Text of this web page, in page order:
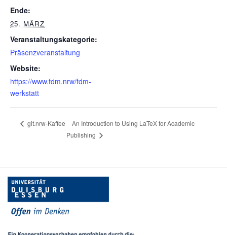
Ende:
25. MÄRZ
Veranstaltungskategorie:
Präsenzveranstaltung
Website:
https://www.fdm.nrw/fdm-
werkstatt
git.nrw-Kaffee
An Introduction to Using LaTeX for Academic
Publishing